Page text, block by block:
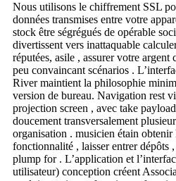
Nous utilisons le chiffrement SSL
données transmises entre votre
stock être ségrégués de opérable
divertissent vers inattaquable
réputées, asile , assurer votre
peu convaincant scénarios .
River maintient la philosophie
version de bureau. Navigation rest
projection screen , avec take
doucement transversalement
organisation . musicien étain
fonctionnalité , laisser entrer dépôts
plump for . L’application et
utilisateur) conception créent